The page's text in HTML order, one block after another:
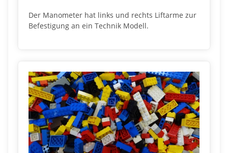
Der Manometer hat links und rechts Liftarme zur
Befestigung an ein Technik Modell.